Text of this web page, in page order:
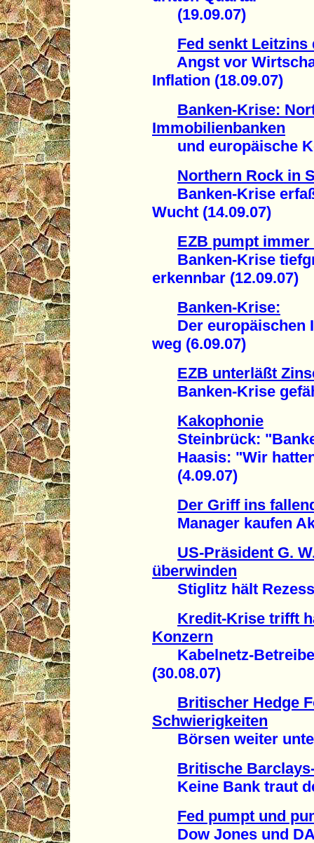
(19.09.07)
Fed senkt Leitzins
Angst vor
Inflation (18.09.07)
Banken-Krise:
Immobilienbanken
und europäische
Northern Rock in
Banken-Krise
Wucht (14.09.07)
EZB pumpt immer
Banken-Krise
erkennbar (12.09.07)
Banken-Krise:
Der europäischen
weg (6.09.07)
EZB unterläßt
Banken-Krise
Kakophonie
Steinbrück:
Haasis: "Wir
(4.09.07)
Der Griff ins
Manager kaufen
US-Präsident G.
überwinden
Stiglitz hält
Kredit-Krise trifft
Konzern
Kabelnetz-
(30.08.07)
Britischer Hedge
Schwierigkeiten
Börsen weiter
Britische
Keine Bank traut
Fed pumpt und
Dow Jones und